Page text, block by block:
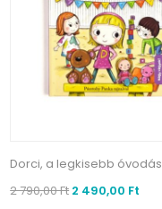
Dorci, a legkisebb óvodás
2 790,00 Ft 2 490,00 Ft